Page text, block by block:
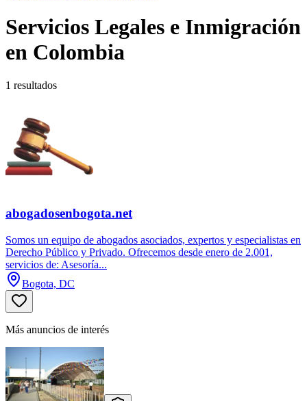
Servicios Legales e Inmigración
en Colombia
1 resultados
abogadosenbogota.net
Somos un equipo de abogados asociados, expertos y especialistas en
Derecho Público y Privado. Ofrecemos desde enero de 2.001,
servicios de: Asesoría...
Bogota, DC
Más anuncios de interés